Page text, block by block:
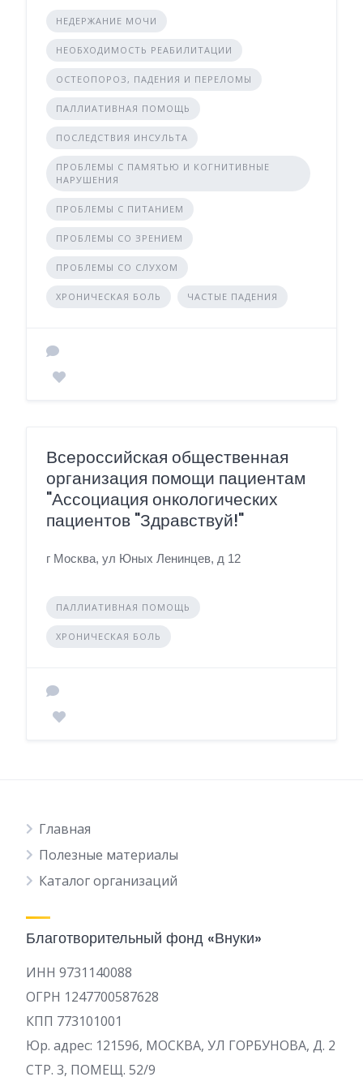
НЕДЕРЖАНИЕ МОЧИ
НЕОБХОДИМОСТЬ РЕАБИЛИТАЦИИ
ОСТЕОПОРОЗ, ПАДЕНИЯ И ПЕРЕЛОМЫ
ПАЛЛИАТИВНАЯ ПОМОЩЬ
ПОСЛЕДСТВИЯ ИНСУЛЬТА
ПРОБЛЕМЫ С ПАМЯТЬЮ И КОГНИТИВНЫЕ
НАРУШЕНИЯ
ПРОБЛЕМЫ С ПИТАНИЕМ
ПРОБЛЕМЫ СО ЗРЕНИЕМ
ПРОБЛЕМЫ СО СЛУХОМ
ХРОНИЧЕСКАЯ БОЛЬ ЧАСТЫЕ ПАДЕНИЯ
Всероссийская общественная
организация помощи пациентам
"Ассоциация онкологических
пациентов "Здравствуй!"
г Москва, ул Юных Ленинцев, д 12
ПАЛЛИАТИВНАЯ ПОМОЩЬ
ХРОНИЧЕСКАЯ БОЛЬ
Главная
Полезные материалы
Каталог организаций
Благотворительный фонд «Внуки»
ИНН 9731140088
ОГРН 1247700587628
КПП 773101001
Юр. адрес: 121596, МОСКВА, УЛ ГОРБУНОВА, Д. 2
СТР. 3, ПОМЕЩ. 52/9